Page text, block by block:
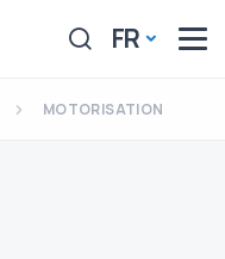
FR
MOTORISATION